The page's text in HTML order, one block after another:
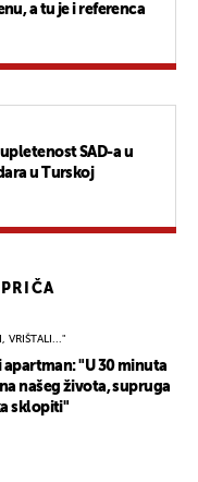
a tu je i referenca
SAD-a u
u Turskoj
VRIŠTALI..."
"U 30 minuta
našeg života, supruga
sklopiti"